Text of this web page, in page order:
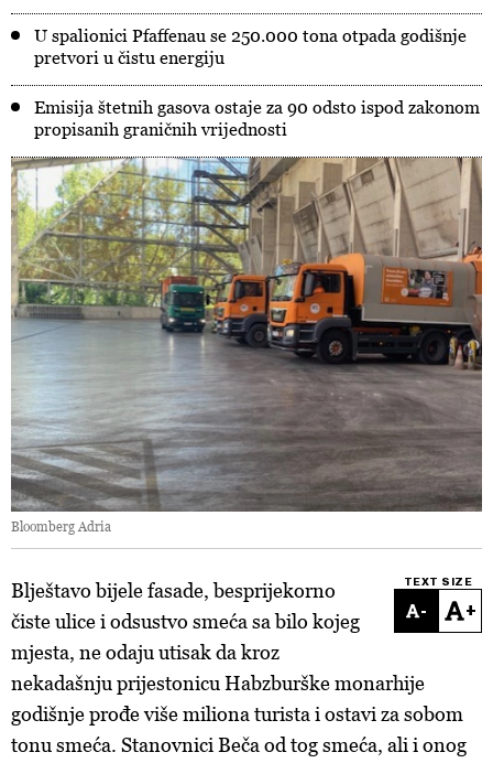
U spalionici Pfaffenau se 250.000 tona otpada godišnje
pretvori u čistu energiju
Emisija štetnih gasova ostaje za 90 odsto ispod zakonom
propisanih graničnih vrijednosti
Bloomberg Adria
TEXT SIZE
- +
Blještavo bijele fasade, besprijekorno
čiste ulice i odsustvo smeća sa bilo kojeg
mjesta, ne odaju utisak da kroz
nekadašnju prijestonicu Habzburške monarhije
godišnje prođe više miliona turista i ostavi za sobom
tonu smeća. Stanovnici Beča od tog smeća, ali i onog